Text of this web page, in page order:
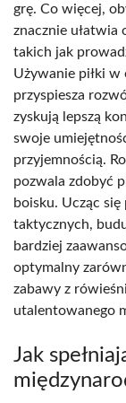
grę. Co więcej,
znacznie
takich jak
Używanie piłki w
przyspiesza
zyskują lepszą
swoje
przyjemnością.
pozwala zdobyć
boisku. Ucząc
taktycznych,
bardziej
optymalny
zabawy z
utalentowanego
Jak